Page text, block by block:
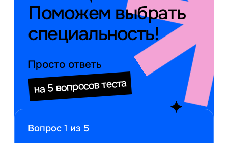
Поможем выбрать
специальность!
Просто ответь
на 5 вопросов теста
Вопрос1 из 5